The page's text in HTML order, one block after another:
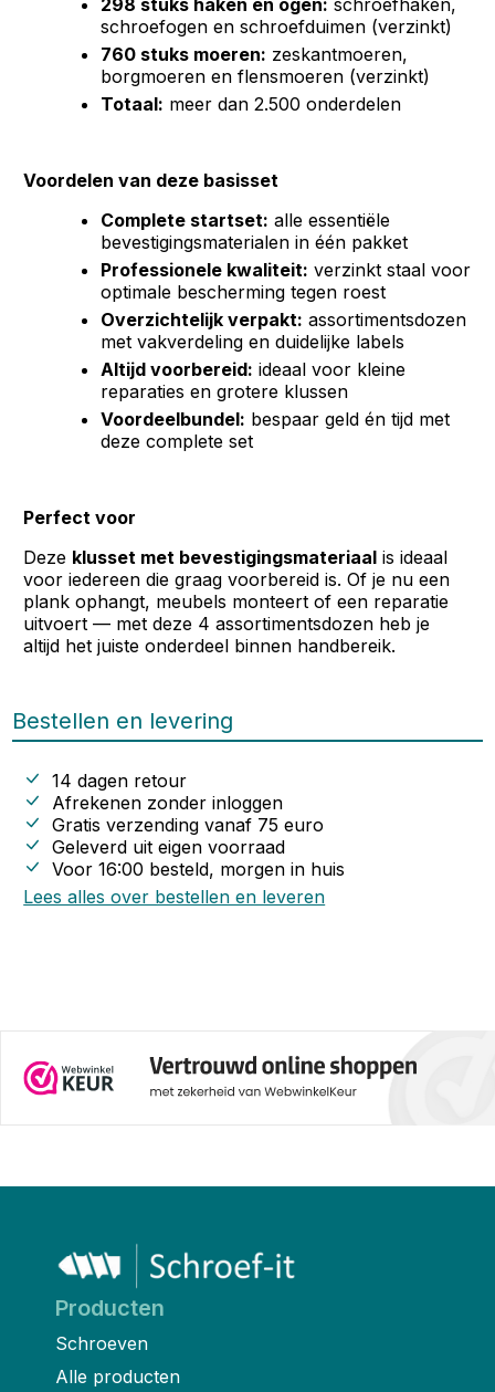
schroefogen en schroefduimen (verzinkt)
760 stuks moeren: zeskantmoeren,
borgmoeren en flensmoeren (verzinkt)
Totaal: meer dan 2.500 onderdelen
Voordelen van deze basisset
Complete startset: alle essentiële
bevestigingsmaterialen in één pakket
Professionele kwaliteit: verzinkt staal voor
optimale bescherming tegen roest
Overzichtelijk verpakt: assortimentsdozen
met vakverdeling en duidelijke labels
Altijd voorbereid: ideaal voor kleine
reparaties en grotere klussen
Voordeelbundel: bespaar geld én tijd met
deze complete set
Perfect voor
Deze klusset met bevestigingsmateriaal is ideaal
voor iedereen die graag voorbereid is. Of je nu een
plank ophangt, meubels monteert of een reparatie
uitvoert — met deze 4 assortimentsdozen heb je
altijd het juiste onderdeel binnen handbereik.
Bestellen en levering
14 dagen retour
Afrekenen zonder inloggen
Gratis verzending vanaf 75 euro
Geleverd uit eigen voorraad
Voor 16:00 besteld, morgen in huis
Lees alles over bestellen en leveren
Producten
Schroeven
Alle producten